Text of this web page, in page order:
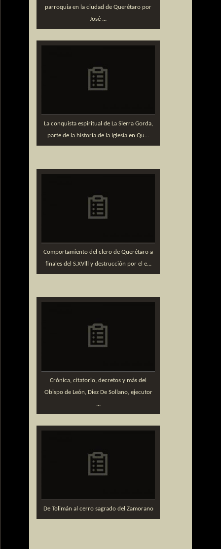
parroquia en la ciudad de Querétaro por
José ...
La conquista espiritual de La Sierra Gorda,
parte de la historia de la Iglesia en Qu...
Comportamiento del clero de Querétaro a
finales del S.XVlll y destrucción por el e...
Crónica, citatorio, decretos y más del
Obispo de León, Diez De Sollano, ejecutor
...
De Tolimán al cerro sagrado del Zamorano